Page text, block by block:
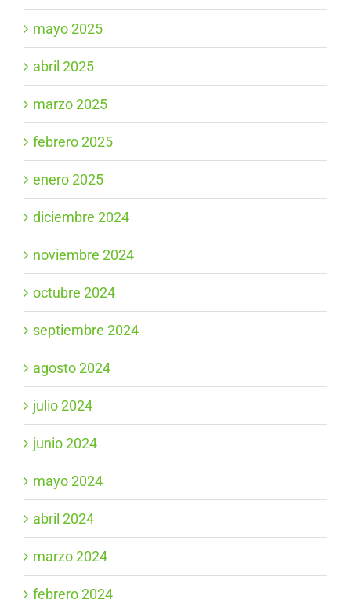
mayo 2025
abril 2025
marzo 2025
febrero 2025
enero 2025
diciembre 2024
noviembre 2024
octubre 2024
septiembre 2024
agosto 2024
julio 2024
junio 2024
mayo 2024
abril 2024
marzo 2024
febrero 2024